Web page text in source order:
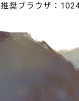
推奨ブラウザ：